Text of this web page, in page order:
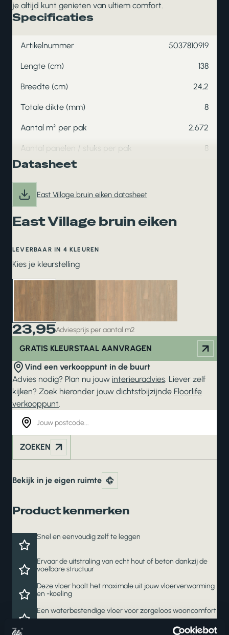
je altijd kunt genieten van ultiem comfort.
Specificaties
Artikelnummer 5037810919
Lengte (cm) 138
Breedte (cm) 24,2
Totale dikte (mm) 8
Aantal m² per pak 2,672
Aantal panelen / stuks per pak 8
Datasheet
East Village bruin eiken datasheet
East Village bruin eiken
LEVERBAAR IN 4 KLEUREN
Kies je kleurstelling
23,95Adviesprijs per aantal m2
GRATIS KLEURSTAAL AANVRAGEN
Vind een verkooppunt in de buurt
Advies nodig? Plan nu jouw interieuradvies. Liever zelf
kijken? Zoek hieronder jouw dichtstbijzijnde Floorlife
verkooppunt.
ZOEKEN
Bekijk in je eigen ruimte
Product kenmerken
Snel en eenvoudig zelf te leggen
Ervaar de uitstraling van echt hout of beton dankzij de
voelbare structuur
Deze vloer haalt het maximale uit jouw vloerverwarming
en -koeling
Een waterbestendige vloer voor zorgeloos wooncomfort